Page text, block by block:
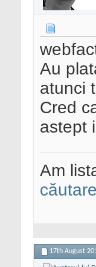
Au
atunci
Cred
astept
Am
17th August